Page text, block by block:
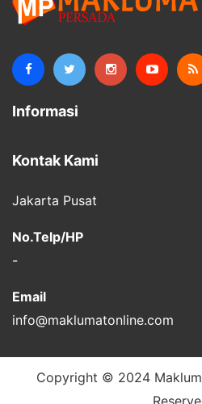
Informasi
Kontak Kami
Jakarta Pusat
No.Telp/HP
-
Email
info@maklumatonline.com
Copyright © 2024